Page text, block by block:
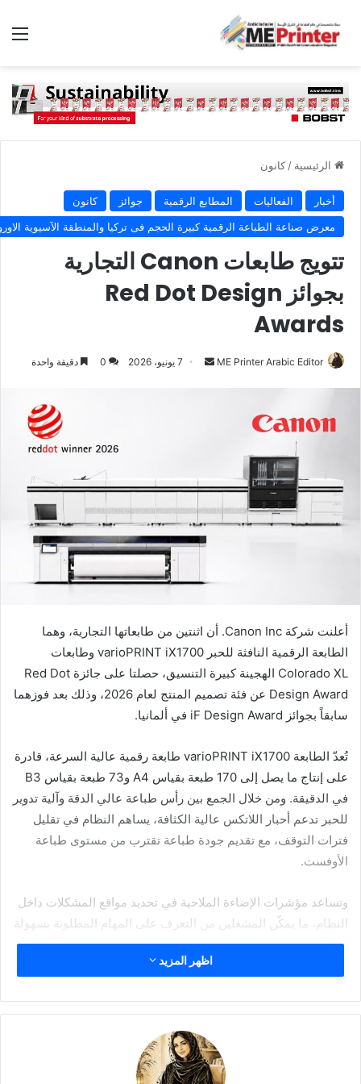
الرئيسية / كانون
أخبار الفعاليات المطابع الرقمية جوائز
كانون
معرض صناعة الطباعة الرقمية كبيرة الحجم فى تركيا والمنطقة الآسيوية
تتويج طابعات Canon التجارية
بجوائز Red Dot Design
Awards
ME Printer Arabic Editor
أرسل 7 يونيو، 2026 0 دقيقة واحدة
أعلنت شركة Canon Inc. أن اثنتين من طابعاتها التجارية، وهما
الطابعة الرقمية النافثة للحبر varioPRINT iX1700 وطابعات
Colorado XL الهجينة كبيرة التنسيق، حصلتا على جائزة Red Dot
Design Award عن فئة تصميم المنتج لعام 2026، وذلك بعد فوزهما
سابقاً بجوائز iF Design Award في ألمانيا.
تُعدّ الطابعة varioPRINT iX1700 طابعة رقمية عالية السرعة، قادرة
على إنتاج ما يصل إلى 170 طبعة بقياس A4 و73 طبعة بقياس B3
في الدقيقة. ومن خلال الجمع بين رأس طباعة عالي الدقة وآلية تدوير
للحبر تدعم أحبار اللاتكس عالية الكثافة، يساهم النظام في تقليل
فترات التوقف، مع تقديم جودة طباعة تقترب من مستوى طباعة
الأوفست.
وتساعد مؤشرات الإضاءة الملاحية في تحديد مواقع المشكلات داخل
النظام، ما يمكّن المشغلين من التعرف على المهام المطلوبة بسهولة
وبشكل بديهي، من دون الحاجة إلى الرجوع المستمر إلى واجهة
المستخدم. كما يمكن استخدام السطح العلوي المسطح للطابعة
مراقبة العمليات الداخلية في الوقت الفعلي.
تُعد طابعتا Colorado XL7 roll-to-roll وColorado XL7 hybrid
من طابعات الأشعة فوق البنفسجية النافثة للحبر كبيرة التنسيق،
اظهر المزيد